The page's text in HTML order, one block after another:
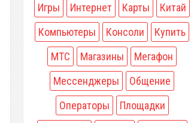
Игры
Интернет Карты
Китай
Компьютеры
Консоли
Купить
МТС
Магазины
Мегафон
Мессенджеры
Общение
Операторы
Площадки